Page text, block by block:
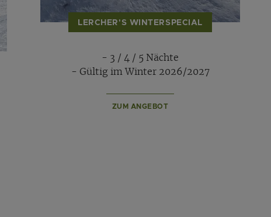
LERCHER'S WINTERSPECIAL
- 3 / 4 / 5 Nächte
- Gültig im Winter 2026/2027
ZUM ANGEBOT